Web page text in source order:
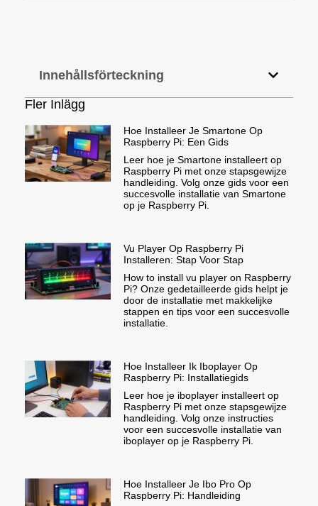
Innehållsförteckning
Fler Inlägg
Hoe Installeer Je Smartone Op
Raspberry Pi: Een Gids
Leer hoe je Smartone installeert op
Raspberry Pi met onze stapsgewijze
handleiding. Volg onze gids voor een
succesvolle installatie van Smartone
op je Raspberry Pi.
Vu Player Op Raspberry Pi
Installeren: Stap Voor Stap
How to install vu player on Raspberry
Pi? Onze gedetailleerde gids helpt je
door de installatie met makkelijke
stappen en tips voor een succesvolle
installatie.
Hoe Installeer Ik Iboplayer Op
Raspberry Pi: Installatiegids
Leer hoe je iboplayer installeert op
Raspberry Pi met onze stapsgewijze
handleiding. Volg onze instructies
voor een succesvolle installatie van
iboplayer op je Raspberry Pi.
Hoe Installeer Je Ibo Pro Op
Raspberry Pi: Handleiding